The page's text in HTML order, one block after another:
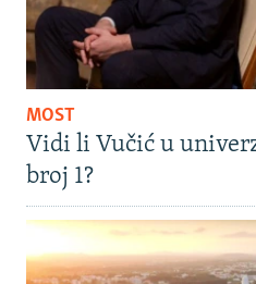
MOST
Vidi li Vučić u
broj 1?